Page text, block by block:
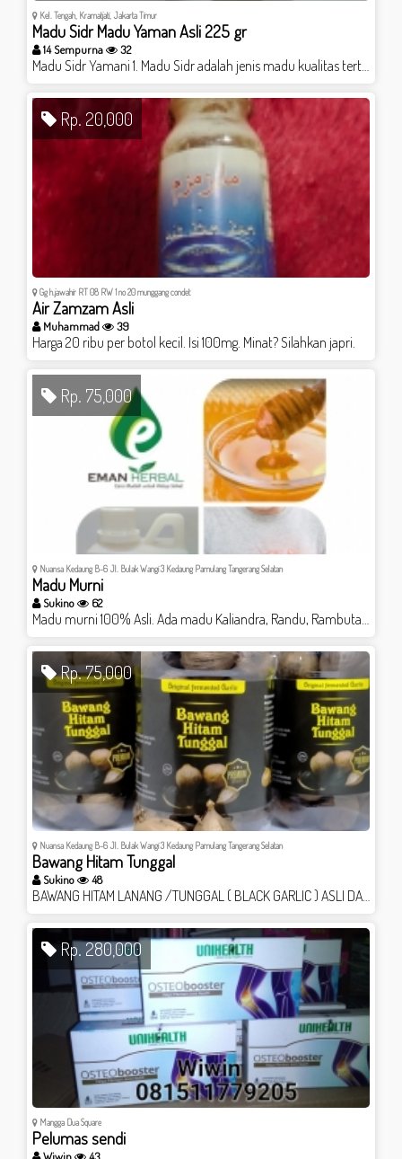
Kel. Tengah, Kramatjati, Jakarta Timur
Madu Sidr Madu Yaman Asli 225 gr
14 Sempurna 32
Madu Sidr Yamani 1. Madu Sidr adalah jenis madu kualitas tertinggi dan terbaik yang telah diakui dunia. 2. Madu Sidr mempunyai cita rasa mewah yang tak terlupakan. Lezat, manis dan lembut. Tanpa rasa asam sama sekali. 3. Kadar air di dalam Madu Sidr sangat rendah, sehingga lebih kaya kandungan nutrisi di dalam setiap tetesnya. 4. Madu Sidr mempunyai kandungan antioksidan yang sangat tinggi. 5. Aman dikonsumsi segala usia, karena telah dipasteurisasi, serta tidak ada rasa asam dan tajam sama sekali, hanya manis lembut. 6. Didukung Riset oleh Tala Alandejani, MD, di University of Ottawa (Canada) menemukan bahwa efektifitas madu sidr dalam membunuh berbagai macam bakteri mencapai 93%. 7. 100% konsumen kami puas dengan kualitas Madu Sidr, mostly become addicted!
Rp. 20,000
Gg h.jawahir RT 08 RW 1 no 20 munggang condet
Air Zamzam Asli
Muhammad 39
Harga 20 ribu per botol kecil. Isi 100mg. Minat? Silahkan japri.
Rp. 75,000
Nuansa Kedaung B-6 Jl. Bulak Wangi 3 Kedaung Pamulang Tangerang Selatan
Madu Murni
Sukino 62
Madu murni 100% Asli. Ada madu Kaliandra, Randu, Rambutan dll
Rp. 75,000
Nuansa Kedaung B-6 Jl. Bulak Wangi 3 Kedaung Pamulang Tangerang Selatan
Bawang Hitam Tunggal
Sukino 48
BAWANG HITAM LANANG /TUNGGAL ( BLACK GARLIC ) ASLI DAN KUALITAS PREMIUM ADA DISINI. Di Jamin TANPA PENGAWET & TANPA PEMUTIH. HOME MADE.
Rp. 280,000
Mangga Dua Square
Pelumas sendi
Wiwin 43